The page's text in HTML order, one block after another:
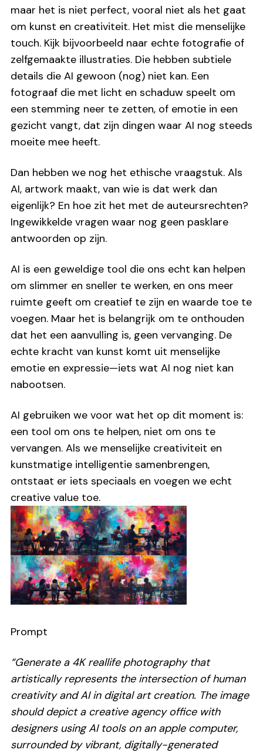
maar het is niet perfect, vooral niet als het gaat
om kunst en creativiteit. Het mist die menselijke
touch. Kijk bijvoorbeeld naar echte fotografie of
zelfgemaakte illustraties. Die hebben subtiele
details die AI gewoon (nog) niet kan. Een
fotograaf die met licht en schaduw speelt om
een stemming neer te zetten, of emotie in een
gezicht vangt, dat zijn dingen waar AI nog steeds
moeite mee heeft.
Dan hebben we nog het ethische vraagstuk. Als
AI, artwork maakt, van wie is dat werk dan
eigenlijk? En hoe zit het met de auteursrechten?
Ingewikkelde vragen waar nog geen pasklare
antwoorden op zijn.
AI is een geweldige tool die ons echt kan helpen
om slimmer en sneller te werken, en ons meer
ruimte geeft om creatief te zijn en waarde toe te
voegen. Maar het is belangrijk om te onthouden
dat het een aanvulling is, geen vervanging. De
echte kracht van kunst komt uit menselijke
emotie en expressie—iets wat AI nog niet kan
nabootsen.
AI gebruiken we voor wat het op dit moment is:
een tool om ons te helpen, niet om ons te
vervangen. Als we menselijke creativiteit en
kunstmatige intelligentie samenbrengen,
ontstaat er iets speciaals en voegen we echt
creative value toe.
Prompt
“Generate a 4K reallife photography that
artistically represents the intersection of human
creativity and AI in digital art creation. The image
should depict a creative agency office with
designers using AI tools on an apple computer,
surrounded by vibrant, digitally-generated